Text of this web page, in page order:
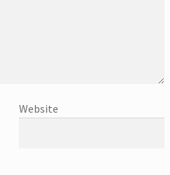
Website